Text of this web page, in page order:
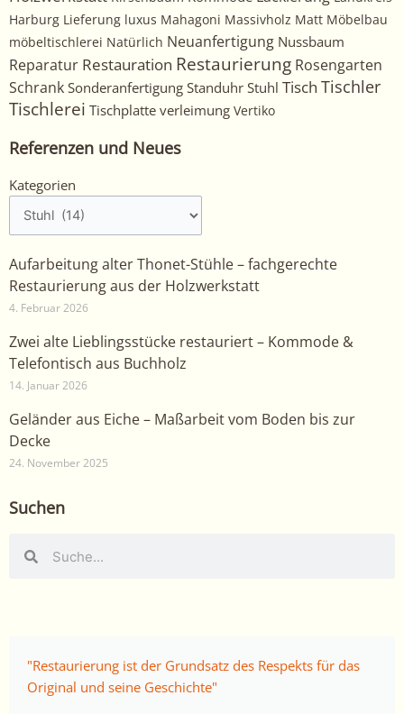
Harburg Lieferung luxus Mahagoni Massivholz Matt Möbelbau
möbeltischlerei Natürlich Neuanfertigung Nussbaum
Reparatur Restauration Restaurierung Rosengarten
Schrank Sonderanfertigung Standuhr Stuhl Tisch Tischler
Tischlerei Tischplatte verleimung Vertiko
Referenzen und Neues
Kategorien
Kategorien
Aufarbeitung alter Thonet-Stühle – fachgerechte
Restaurierung aus der Holzwerkstatt
4. Februar 2026
Zwei alte Lieblingsstücke restauriert – Kommode &
Telefontisch aus Buchholz
14. Januar 2026
Geländer aus Eiche – Maßarbeit vom Boden bis zur
Decke
24. November 2025
Suchen
"Restaurierung ist der Grundsatz des Respekts für das
Original und seine Geschichte"